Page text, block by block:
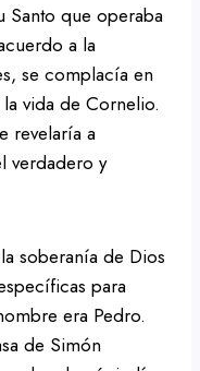
Santo que operaba
a la
se complacía en
vida de Cornelio.
revelaría a
verdadero y
soberanía de Dios
para
era Pedro.
de Simón